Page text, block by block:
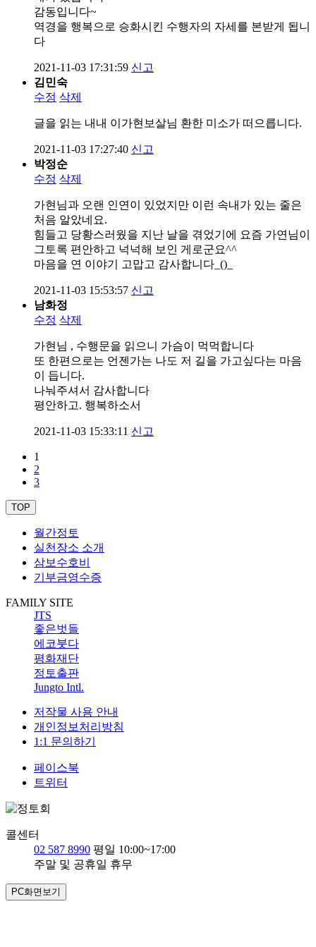
감동입니다~
역경을 행복으로 승화시킨 수행자의 자세를 본받게 됩니
다
2021-11-03 17:31:59 신고
김민숙
수정 삭제
글을 읽는 내내 이가현보살님 환한 미소가 떠으릅니다.
2021-11-03 17:27:40 신고
박정순
수정 삭제
가현님과 오랜 인연이 있었지만 이런 속내가 있는 줄은
처음 알았네요.
힘들고 당황스러웠을 지난 날을 겪었기에 요즘 가연님이
그토록 편안하고 넉넉해 보인 게로군요^^
마음을 연 이야기 고맙고 감사합니다_()_
2021-11-03 15:53:57 신고
남화정
수정 삭제
가현님 , 수행문을 읽으니 가슴이 먹먹합니다
또 한편으로는 언젠가는 나도 저 길을 가고싶다는 마음
이 듭니다.
나눠주셔서 감사합니다
평안하고. 행복하소서
2021-11-03 15:33:11 신고
1
2
3
TOP
월간정토
실천장소 소개
삼보수호비
기부금영수증
FAMILY SITE
JTS
좋은벗들
에코붓다
평화재단
정토출판
Jungto Intl.
저작물 사용 안내
개인정보처리방침
1:1 문의하기
페이스북
트위터
콜센터
02 587 8990 평일 10:00~17:00
주말 및 공휴일 휴무
PC화면보기